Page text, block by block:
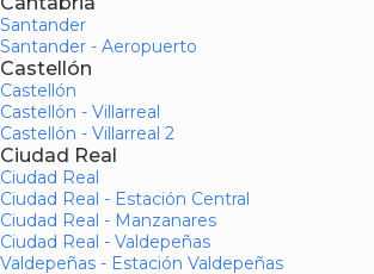
Santander
Santander - Aeropuerto
Castellón
Castellón
Castellón - Villarreal
Castellón - Villarreal 2
Ciudad Real
Ciudad Real
Ciudad Real - Estación Central
Ciudad Real - Manzanares
Ciudad Real - Valdepeñas
Valdepeñas - Estación Valdepeñas